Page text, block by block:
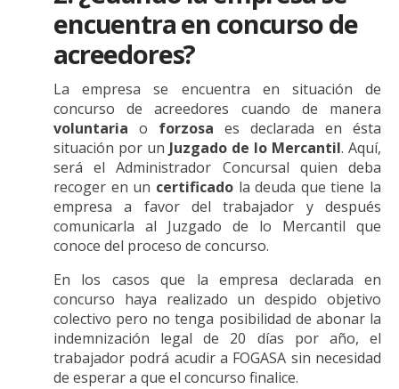
encuentra en concurso de
acreedores?
La empresa se encuentra en situación de
concurso de acreedores cuando de manera
voluntaria o forzosa es declarada en ésta
situación por un Juzgado de lo Mercantil. Aquí,
será el Administrador Concursal quien deba
recoger en un certificadola deuda que tiene la
empresa a favor del trabajador y después
comunicarla al Juzgado de lo Mercantil que
conoce del proceso de concurso.
En los casos que la empresa declarada en
concurso haya realizado un despido objetivo
colectivo pero no tenga posibilidad de abonar la
indemnización legal de 20 días por año, el
trabajador podrá acudir a FOGASA sin necesidad
de esperar a que el concurso finalice.